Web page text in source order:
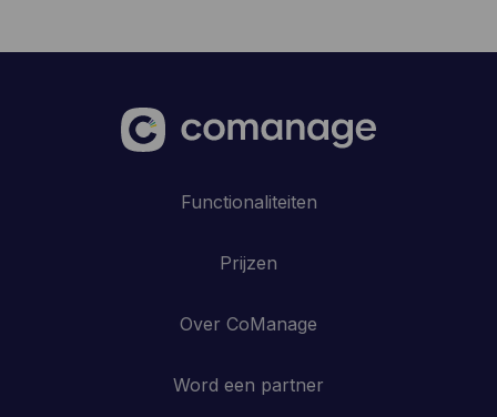
Functionaliteiten
Prijzen
Over CoManage
Word een partner